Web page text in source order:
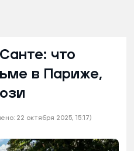
22 октября 2025, 15:17)
что
в Париже,